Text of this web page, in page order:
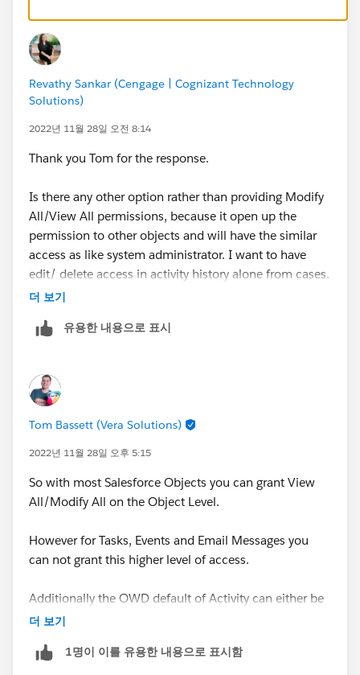
Revathy Sankar (Cengage | Cognizant Technology
Solutions)
2022년 11월 28일 오전 8:14
Thank you Tom for the response.
Is there any other option rather than providing Modify
All/View All permissions, because it open up the
permission to other objects and will have the similar
access as like system administrator. I want to have
edit/ delete access in activity history alone from cases.
더 보기
유용한 내용으로 표시
Tom Bassett (Vera Solutions)
2022년 11월 28일 오후 5:15
So with most Salesforce Objects you can grant View
All/Modify All on the Object Level.
However for Tasks, Events and Email Messages you
can not grant this higher level of access.
Additionally the OWD default of Activity can either be
controlled by parent
You could also use the Role Hierarchy to 'roll up'
더 보기
1명이 이를 유용한 내용으로 표시함